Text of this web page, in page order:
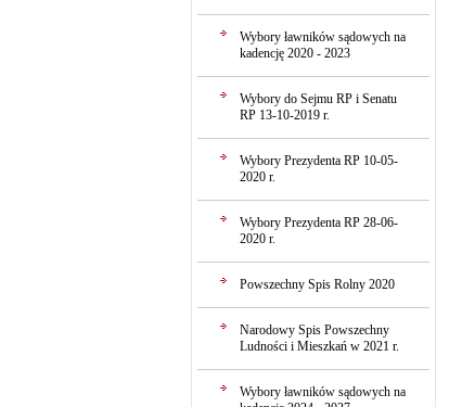
Wybory ławników sądowych na
kadencję 2020 - 2023
Wybory do Sejmu RP i Senatu
RP 13-10-2019 r.
Wybory Prezydenta RP 10-05-
2020 r.
Wybory Prezydenta RP 28-06-
2020 r.
Powszechny Spis Rolny 2020
Narodowy Spis Powszechny
Ludności i Mieszkań w 2021 r.
Wybory ławników sądowych na